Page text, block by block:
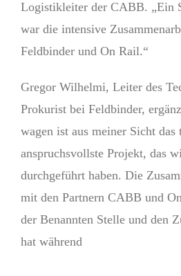
Logistikleiter der CABB. „Ein
war die intensive
Feldbinder und On Rail.“
Gregor Wilhelmi, Leiter des
Prokurist bei Feldbinder,
wagen ist aus meiner Sicht das
anspruchsvollste Projekt, das
durchgeführt haben. Die
mit den Partnern CABB und
der Benannten Stelle und den
hat während